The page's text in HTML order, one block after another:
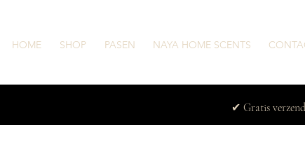
HOME SHOP PASEN NAYA HOME SCENTS
✔ Gratis